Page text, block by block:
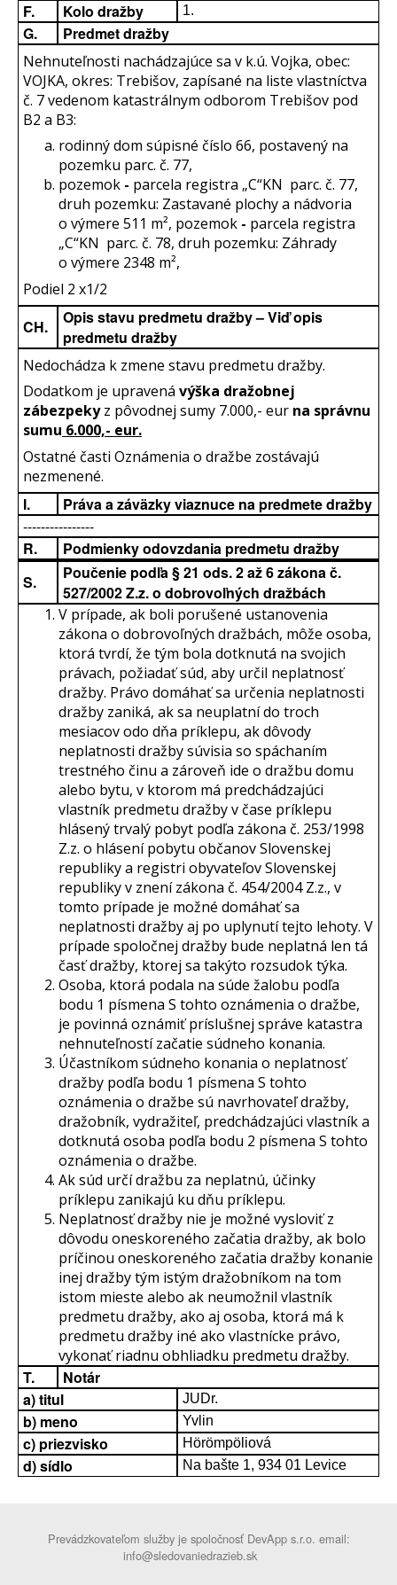
F. Kolo dražby 1.
G. Predmet dražby
Nehnuteľnosti nachádzajúce sa v k.ú. Vojka, obec:
VOJKA, okres: Trebišov, zapísané na liste vlastníctva
č. 7 vedenom katastrálnym odborom Trebišov pod
B2 a B3:
rodinný dom súpisné číslo 66, postavený na
pozemku parc. č. 77,
pozemok - parcela registra „C“KN parc. č. 77,
druh pozemku: Zastavané plochy a nádvoria
o výmere 511 m², pozemok - parcela registra
„C“KN parc. č. 78, druh pozemku: Záhrady
o výmere 2348 m²,
Podiel 2 x1/2
CH.
Opis stavu predmetu dražby – Viď opis
predmetu dražby
Nedochádza k zmene stavu predmetu dražby.
Dodatkom je upravená výška dražobnej
zábezpekyz pôvodnej sumy 7.000,- eur na správnu
sumu 6.000,- eur.
Ostatné časti Oznámenia o dražbe zostávajú
nezmenené.
I.
Práva a záväzky viaznuce na predmete dražby
----------------
R.
Podmienky odovzdania predmetu dražby
S.
Poučenie podľa § 21 ods. 2 až 6 zákona č.
527/2002 Z.z. o dobrovoľných dražbách
V prípade, ak boli porušené ustanovenia
zákona o dobrovoľných dražbách, môže osoba,
ktorá tvrdí, že tým bola dotknutá na svojich
právach, požiadať súd, aby určil neplatnosť
dražby. Právo domáhať sa určenia neplatnosti
dražby zaniká, ak sa neuplatní do troch
mesiacov odo dňa príklepu, ak dôvody
neplatnosti dražby súvisia so spáchaním
trestného činu a zároveň ide o dražbu domu
alebo bytu, v ktorom má predchádzajúci
vlastník predmetu dražby v čase príklepu
hlásený trvalý pobyt podľa zákona č. 253/1998
Z.z. o hlásení pobytu občanov Slovenskej
republiky a registri obyvateľov Slovenskej
republiky v znení zákona č. 454/2004 Z.z., v
tomto prípade je možné domáhať sa
neplatnosti dražby aj po uplynutí tejto lehoty. V
prípade spoločnej dražby bude neplatná len tá
časť dražby, ktorej sa takýto rozsudok týka.
Osoba, ktorá podala na súde žalobu podľa
bodu 1 písmena S tohto oznámenia o dražbe,
je povinná oznámiť príslušnej správe katastra
nehnuteľností začatie súdneho konania.
Účastníkom súdneho konania o neplatnosť
dražby podľa bodu 1 písmena S tohto
oznámenia o dražbe sú navrhovateľ dražby,
dražobník, vydražiteľ, predchádzajúci vlastník a
dotknutá osoba podľa bodu 2 písmena S tohto
oznámenia o dražbe.
Ak súd určí dražbu za neplatnú, účinky
príklepu zanikajú ku dňu príklepu.
Neplatnosť dražby nie je možné vysloviť z
dôvodu oneskoreného začatia dražby, ak bolo
príčinou oneskoreného začatia dražby konanie
inej dražby tým istým dražobníkom na tom
istom mieste alebo ak neumožnil vlastník
predmetu dražby, ako aj osoba, ktorá má k
predmetu dražby iné ako vlastnícke právo,
vykonať riadnu obhliadku predmetu dražby.
T.
Notár
a) titul
JUDr.
b) meno Yvlin
c) priezvisko Hörömpöliová
d) sídlo Na bašte 1, 934 01 Levice
Prevádzkovateľom služby je spoločnosť DevApp s.r.o. email:
info@sledovaniedrazieb.sk